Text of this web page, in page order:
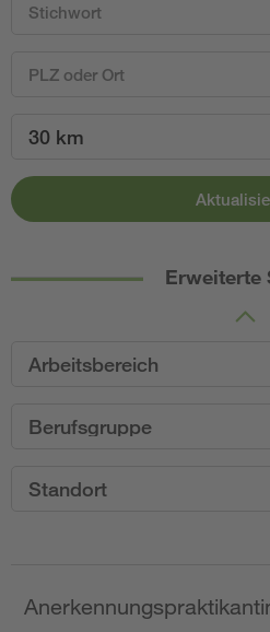
30 km
Erweiterte
Arbeitsbereich
Berufsgruppe
Standort